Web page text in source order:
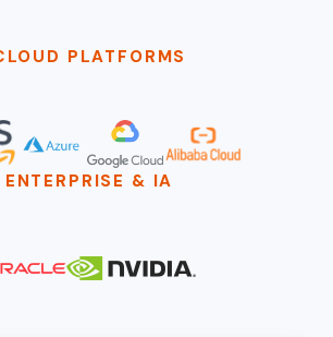
PLATFORMS
ENTERPRISE & IA